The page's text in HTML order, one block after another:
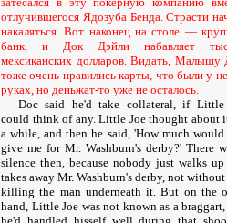
отлучившегося Ядозуба Бенда. Страсти
накаляться. Вот наконец на столе —
банк, и Док Дэйли набавляет
мексиканских долларов. Видать, Малышу
тоже очень нравились карты, что были у
руках, но деньжат-то уже не осталось.
Doc said he'd take collateral, if Little
could think of any. Little Joe thought about
a while, and then he said, 'How much
give me for Mr. Washburn's derby?' There
silence then, because nobody just walks up
takes away Mr. Washburn's derby, not
killing the man underneath it. But on the
hand, Little Joe was not known as a